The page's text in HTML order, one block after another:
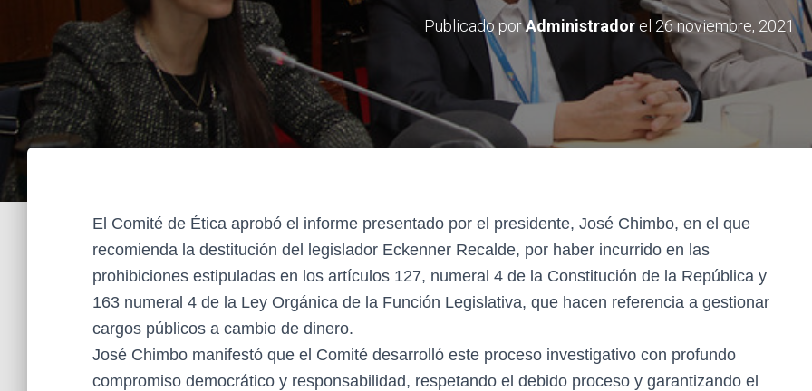
Publicado porAdministradorel 26 noviembre, 2021
El Comité de Ética aprobó el informe presentado por el presidente, José Chimbo, en el que
recomienda la destitución del legislador Eckenner Recalde, por haber incurrido en las
prohibiciones estipuladas en los artículos 127, numeral 4 de la Constitución de la República y
163 numeral 4 de la Ley Orgánica de la Función Legislativa, que hacen referencia a gestionar
cargos públicos a cambio de dinero.
José Chimbo manifestó que el Comité desarrolló este proceso investigativo con profundo
compromiso democrático y responsabilidad, respetando el debido proceso y garantizando el